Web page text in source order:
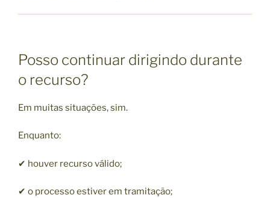
Posso continuar dirigindo durante
o recurso?
Em muitas situações, sim.
Enquanto:
✔ houver recurso válido;
✔ o processo estiver em tramitação;